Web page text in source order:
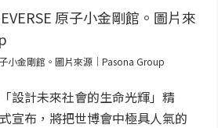
子小金剛館。圖片來源｜Pasona Group
設計未來社會的生命光輝」精
宣布，將把世博會中極具人氣的